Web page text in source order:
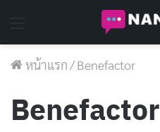
หน้าแรก/Benefactor
Benefactor